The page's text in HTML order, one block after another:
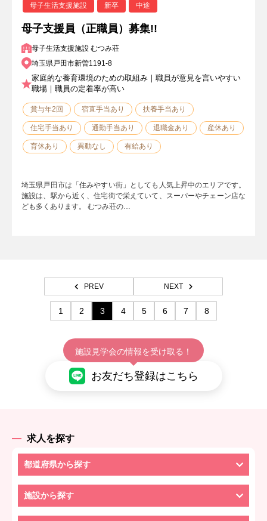
母子生活支援施設 新卒 中途
母子支援員（正職員）募集!!
母子生活支援施設 むつみ荘
埼玉県戸田市新曽1191-8
家庭的な養育環境のための取組み｜職員が意見を言いやすい
職場｜職員の定着率が高い
賞与年2回 宿直手当あり 扶養手当あり
住宅手当あり 通勤手当あり 退職金あり 産休あり
育休あり 異動なし 有給あり
埼玉県戸田市は「住みやすい街」としても人気上昇中のエリアです。
施設は、駅から近く、住宅街で栄えていて、スーパーやチェーン店な
ども多くあります。 むつみ荘の…
PREV NEXT
1 2 3 4 5 6 7 8
施設見学会の情報を受け取る！
お友だち登録はこちら
求人を探す
都道府県から探す
施設から探す